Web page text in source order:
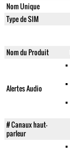
Nom Unique
Type de SIM
Nom du Produit
Alertes Audio
# Canaux haut-
parleur